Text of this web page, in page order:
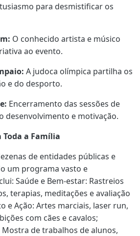
para desmistificar os
O conhecido artista e músico
ao evento.
A judoca olímpica partilha os
e do desporto.
Encerramento das sessões de
desenvolvimento e motivação.
a Família
de entidades públicas e
um programa vasto e
Saúde e Bem-estar: Rastreios
terapias, meditações e avaliação
e Ação: Artes marciais, laser run,
com cães e cavalos;
Mostra de trabalhos de alunos,